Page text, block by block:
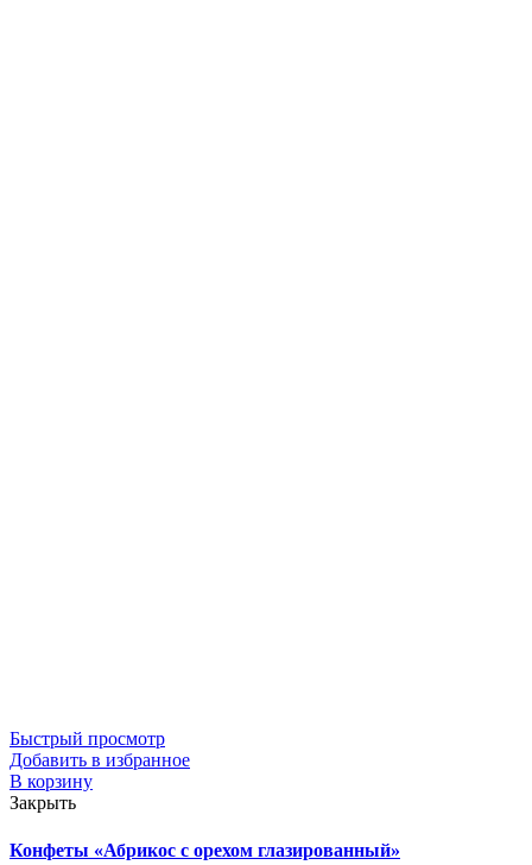
Быстрый просмотр
Добавить в избранное
В корзину
Закрыть
Конфеты «Абрикос с орехом глазированный»